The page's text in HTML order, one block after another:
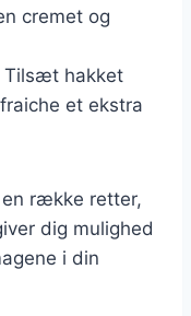
cremet og
Tilsæt hakket
et ekstra
række retter,
dig mulighed
i din